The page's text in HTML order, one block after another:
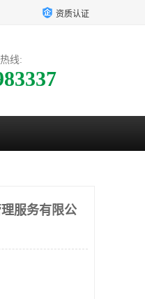
资质认证
线:
服务有限公